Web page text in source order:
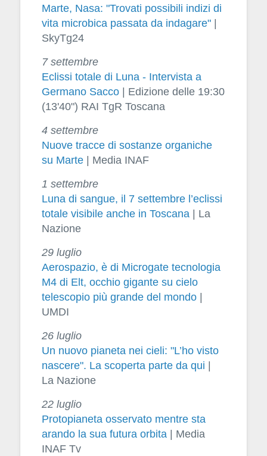
Marte, Nasa: "Trovati possibili indizi di
vita microbica passata da indagare"|
SkyTg24
7 settembre
Eclissi totale di Luna - Intervista a
Germano Sacco| Edizione delle 19:30
(13'40") RAI TgR Toscana
4 settembre
Nuove tracce di sostanze organiche
su Marte| Media INAF
1 settembre
Luna di sangue, il 7 settembre l’eclissi
totale visibile anche in Toscana | La
Nazione
29 luglio
Aerospazio, è di Microgate tecnologia
M4 di Elt, occhio gigante su cielo
telescopio più grande del mondo|
UMDI
26 luglio
Un nuovo pianeta nei cieli: "L’ho visto
nascere". La scoperta parte da qui |
La Nazione
22 luglio
Protopianeta osservato mentre sta
arando la sua futura orbita | Media
INAF Tv